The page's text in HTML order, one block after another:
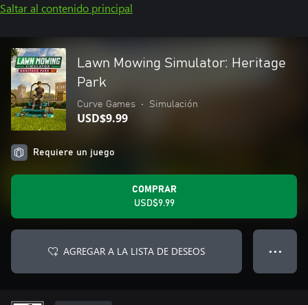
Saltar al contenido principal
Lawn Mowing Simulator: Heritage
Park
Curve Games • Simulación
USD$9.99
Requiere un juego
COMPRAR
USD$9.99
AGREGAR A LA LISTA DE DESEOS ● ● ●